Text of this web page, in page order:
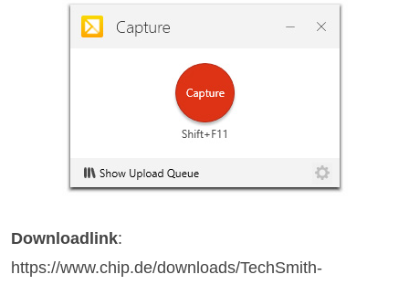
Downloadlink:
https://www.chip.de/downloads/TechSmith-